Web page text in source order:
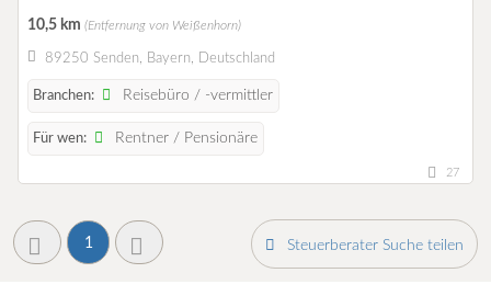
10,5 km (Entfernung von Weißenhorn)
89250 Senden, Bayern, Deutschland
Branchen: Reisebüro / -vermittler
Für wen: Rentner / Pensionäre
27
1 Steuerberater Suche teilen